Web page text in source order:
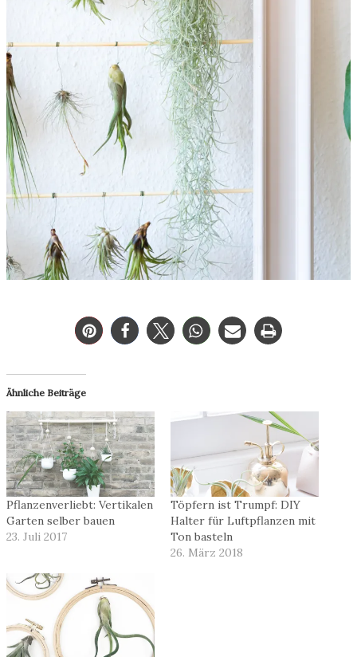
Ähnliche Beiträge
Pflanzenverliebt: Vertikalen
Garten selber bauen
23. Juli 2017
Töpfern ist Trumpf: DIY
Halter für Luftpflanzen mit
Ton basteln
26. März 2018